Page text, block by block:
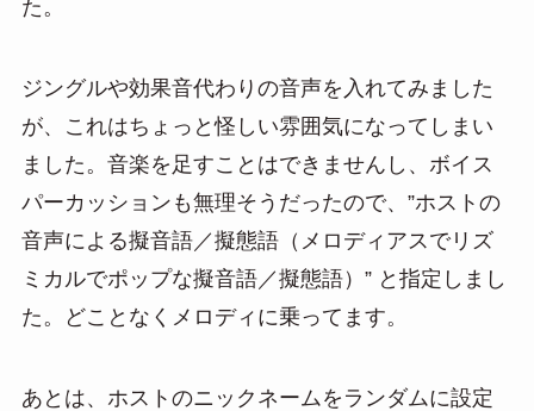
た。
ジングルや効果音代わりの音声を入れてみました
が、これはちょっと怪しい雰囲気になってしまい
ました。音楽を足すことはできませんし、ボイス
パーカッションも無理そうだったので、”ホストの
音声による擬音語／擬態語（メロディアスでリズ
ミカルでポップな擬音語／擬態語）” と指定しまし
た。どことなくメロディに乗ってます。
あとは、ホストのニックネームをランダムに設定